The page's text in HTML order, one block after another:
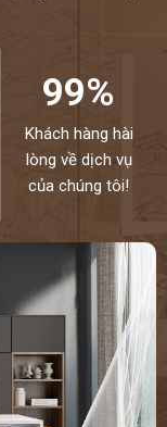
99%
Khách hàng hài
lòng về dịch vụ
của chúng tôi!